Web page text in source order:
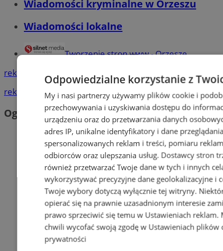
Wiadomości kryminalne w Orzeszu
Wiadomości lokalne
Tworzenie stron www - Orzesze
reklama
reklama
Ogłoszenia
Odpowiedzialne korzystanie z
My i nasi partnerzy używamy plików cookie i
przechowywania i uzyskiwania dostępu do
urządzeniu oraz do przetwarzania danych
adres IP, unikalne identyfikatory i dane
spersonalizowanych reklam i treści, pomiaru
odbiorców oraz ulepszania usług. Dostawcy stron
również przetwarzać Twoje dane w tych i innych
wykorzystywać precyzyjne dane geolokalizacyjne i
Twoje wybory dotyczą wyłącznie tej witryny.
opierać się na prawnie uzasadnionym interesie
prawo sprzeciwić się temu w Ustawieniach reklam.
chwili wycofać swoją zgodę w Ustawieniach plików
prywatności